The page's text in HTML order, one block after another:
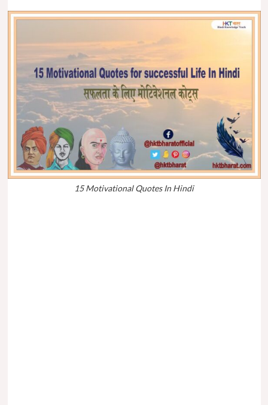
15 Motivational Quotes In Hindi